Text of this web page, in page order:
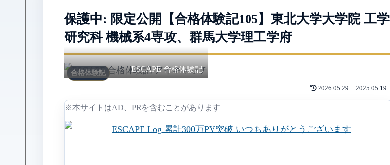
保護中: 限定公開【合格体験記105】東北大学大学院 工学
研究科 機械系4専攻、群馬大学理工学府
合格体験記 ESCAPE 合格体験記
2026.05.29 2025.05.19
※本サイトはAD、PRを含むことがあります